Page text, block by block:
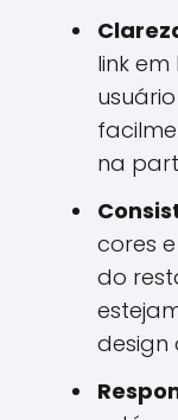
link
na
cores
do
design